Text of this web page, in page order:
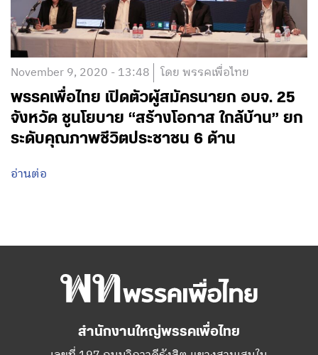
November 9, 2020 - 13:48 โดย พรรคเพื่อไทย
พรรคเพื่อไทย เปิดตัวผู้สมัครนายก อบจ. 25
จังหวัด ชูนโยบาย “สร้างโอกาส ใกล้บ้าน” ยก
ระดับคุณภาพชีวิตประชาชน 6 ด้าน
อ่านต่อ
สำนักงานใหญ่พรรคเพื่อไทย